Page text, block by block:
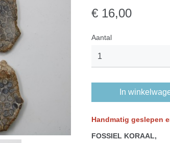
€ 16,00
Aantal
In
Handmatig geslepen
FOSSIEL KORAAL,